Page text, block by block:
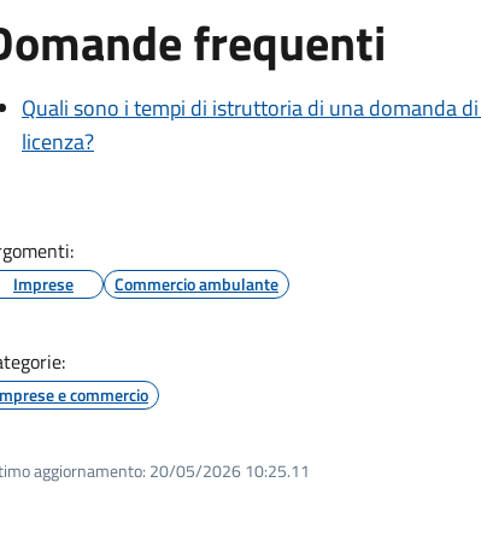
frequenti
Quali sono i tempi di istruttoria di una domanda
licenza?
Imprese Commercio ambulante
e commercio
aggiornamento: 20/05/2026 10:25.11